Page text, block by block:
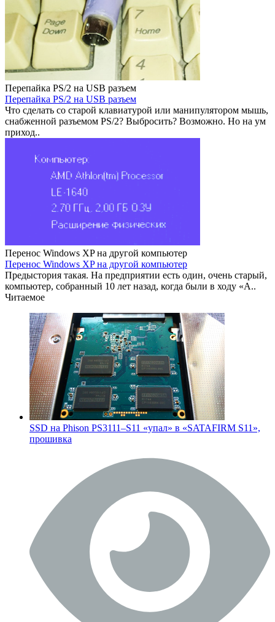
Перепайка PS/2 на USB разъем
Перепайка PS/2 на USB разъем
Что сделать со старой клавиатурой или манипулятором мышь,
снабженной разъемом PS/2? Выбросить? Возможно. Но на ум
приход..
Перенос Windows XP на другой компьютер
Перенос Windows XP на другой компьютер
Предыстория такая. На предприятии есть один, очень старый,
компьютер, собранный 10 лет назад, когда были в ходу «A..
Читаемое
SSD на Phison PS3111–S11 «упал» в «SATAFIRM S11»,
прошивка